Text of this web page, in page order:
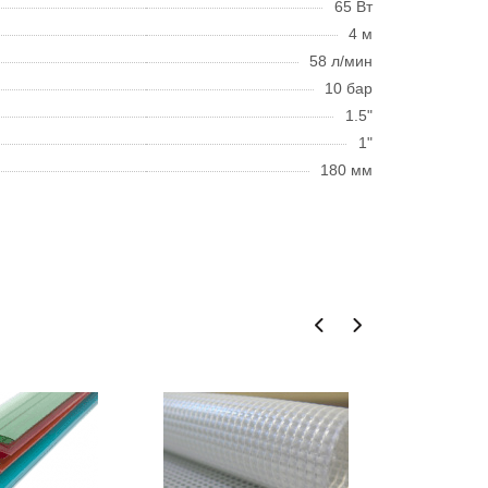
65 Вт
4 м
58 л/мин
10 бар
1.5"
1"
180 мм